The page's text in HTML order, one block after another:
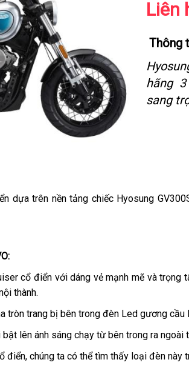
Liên
Thông
hãng
sang
dựa trên nền tảng chiếc Hyosung
cổ điển với dáng vẻ mạnh mẽ và
thành.
tròn trang bị bên trong đèn Led gương
lên ánh sáng chạy từ bên trong ra
chúng ta có thể tìm thấy loại đèn